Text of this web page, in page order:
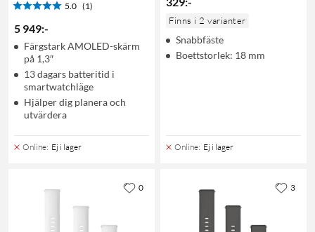
5.0 (1)
5 949:-
Färgstark AMOLED-skärm
på 1,3″
13 dagars batteritid i
smartwatchläge
Hjälper dig planera och
utvärdera
Online: Ej i lager
Finns i 2 varianter
Snabbfäste
Boettstorlek: 18 mm
Online: Ej i lager
0 3